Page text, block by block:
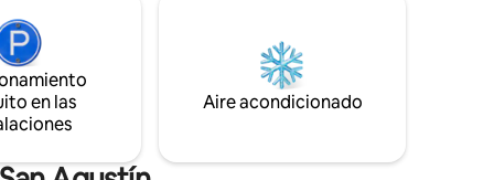
viajeros que buscan una escapada
romántica o para los huéspedes que
desean ser transportados a una época
más elegante. Modesto en escala pero
en las
Aire acondicionado